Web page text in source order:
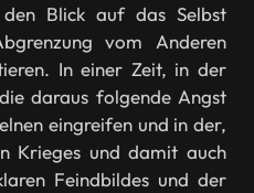
Blick auf das Selbst
vom Anderen
In einer Zeit, in der
daraus folgende Angst
eingreifen und in der,
Krieges und damit auch
Feindbildes und der